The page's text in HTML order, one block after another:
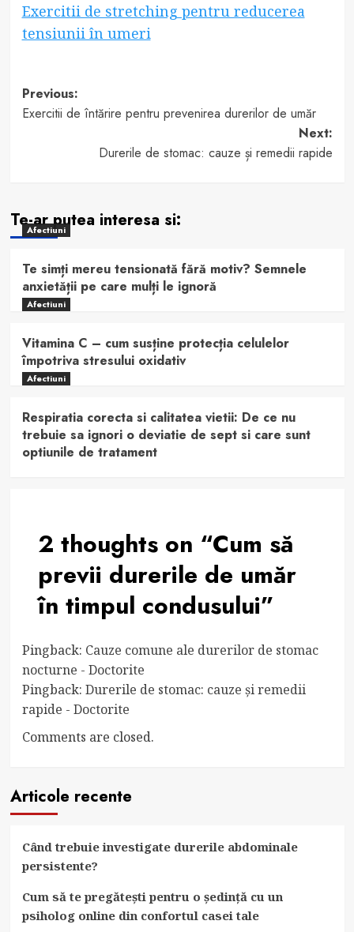
Exercitii de stretching pentru reducerea
tensiunii în umeri
Post
navigation
Previous:
Exercitii de întărire pentru prevenirea durerilor de umăr
Next:
Durerile de stomac: cauze și remedii rapide
Te-ar putea interesa si:
Afectiuni
Te simți mereu tensionată fără motiv? Semnele
anxietății pe care mulți le ignoră
Afectiuni
Vitamina C – cum susține protecția celulelor
împotriva stresului oxidativ
Afectiuni
Respiratia corecta si calitatea vietii: De ce nu
trebuie sa ignori o deviatie de sept si care sunt
optiunile de tratament
2 thoughts on “Cum să
previi durerile de umăr
în timpul condusului”
Pingback: Cauze comune ale durerilor de stomac
nocturne - Doctorite
Pingback: Durerile de stomac: cauze și remedii
rapide - Doctorite
Comments are closed.
Articole recente
Când trebuie investigate durerile abdominale
persistente?
Cum să te pregătești pentru o ședință cu un
psiholog online din confortul casei tale